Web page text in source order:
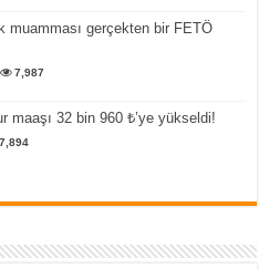
muamması gerçekten bir FETÖ
7,987
maaşı 32 bin 960 ₺’ye yükseldi!
7,894